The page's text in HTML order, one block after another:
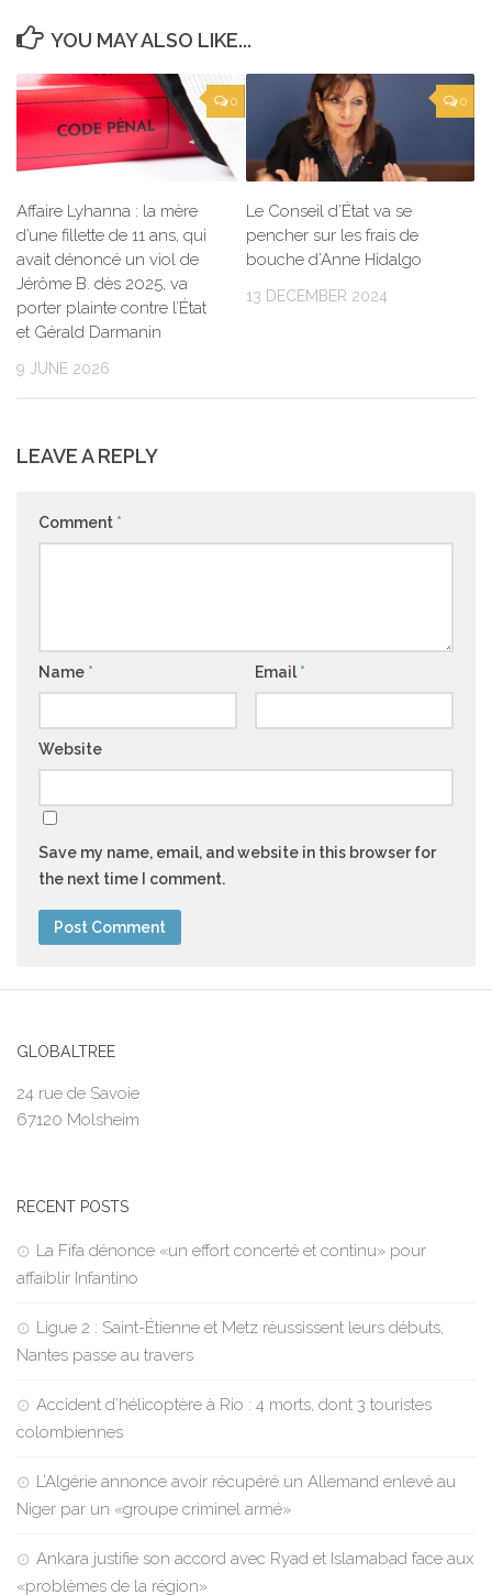
YOU MAY ALSO LIKE...
0
Affaire Lyhanna : la mère
d’une fillette de 11 ans, qui
avait dénoncé un viol de
Jérôme B. dès 2025, va
porter plainte contre l’État
et Gérald Darmanin
9 JUNE 2026
0
Le Conseil d’État va se
pencher sur les frais de
bouche d’Anne Hidalgo
13 DECEMBER 2024
LEAVE A REPLY
Comment *
Name * Email *
Website
Save my name, email, and website in this browser for
the next time I comment.
GLOBALTREE
24 rue de Savoie
67120 Molsheim
RECENT POSTS
La Fifa dénonce «un effort concerté et continu» pour
affaiblir Infantino
Ligue 2 : Saint-Étienne et Metz réussissent leurs débuts,
Nantes passe au travers
Accident d’hélicoptère à Rio : 4 morts, dont 3 touristes
colombiennes
L’Algérie annonce avoir récupéré un Allemand enlevé au
Niger par un «groupe criminel armé»
Ankara justifie son accord avec Ryad et Islamabad face aux
«problèmes de la région»